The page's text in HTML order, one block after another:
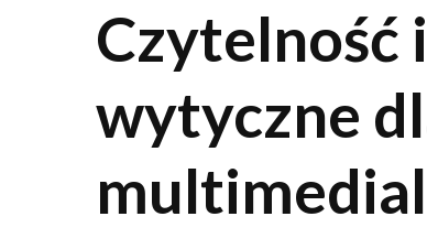
Czytelność
wytyczne